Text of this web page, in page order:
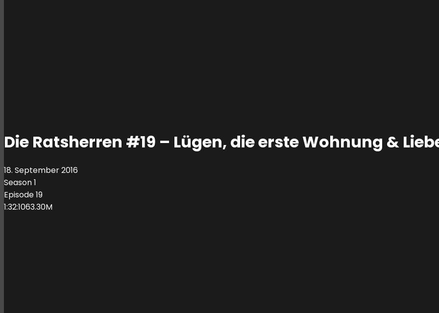
Die Ratsherren #19 – Lügen, die erste Wohnung &
18. September 2016
Season 1
Episode 19
1:32:1063.30M